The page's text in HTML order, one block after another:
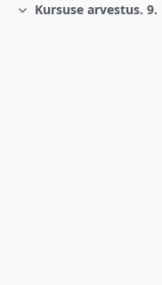
Ahenda